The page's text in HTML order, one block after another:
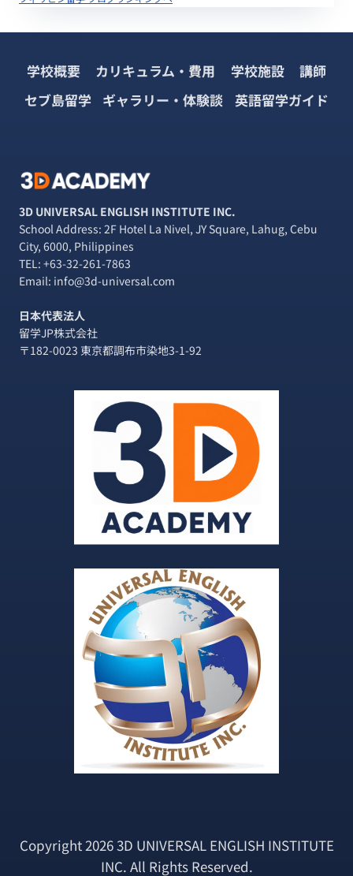
学校概要 カリキュラム・費用 学校施設
講師
セブ島留学 ギャラリー・体験談 英語留学ガイド
3D UNIVERSAL ENGLISH INSTITUTE INC.
School Address: 2F Hotel La Nivel, JY Square, Lahug, Cebu
City, 6000, Philippines
TEL: +63-32-261-7863
Email: info@3d-universal.com
日本代表法人
留学JP株式会社
〒182-0023 東京都調布市染地3-1-92
Copyright 2026 3D UNIVERSAL ENGLISH INSTITUTE
INC. All Rights Reserved.